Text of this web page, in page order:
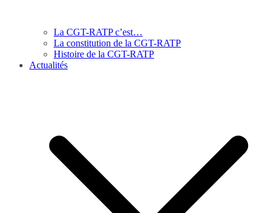
La CGT-RATP c’est…
La constitution de la CGT-RATP
Histoire de la CGT-RATP
Actualités